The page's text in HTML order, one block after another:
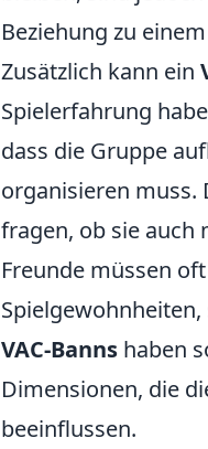
Beziehung zu
Zusätzlich kann ein
Spielerfahrung
dass die Gruppe
organisieren muss.
fragen, ob sie auch
Freunde müssen
VAC-Banns haben
Dimensionen, die
beeinflussen.